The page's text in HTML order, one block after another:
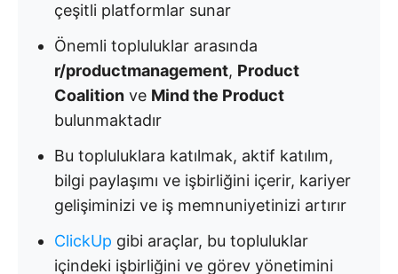
çeşitli platformlar sunar
Önemli topluluklar arasında
r/productmanagement, Product
Coalition ve Mind the Product
bulunmaktadır
Bu topluluklara katılmak, aktif katılım,
bilgi paylaşımı ve işbirliğini içerir, kariyer
gelişiminizi ve iş memnuniyetinizi artırır
ClickUp gibi araçlar, bu topluluklar
içindeki işbirliğini ve görev yönetimini